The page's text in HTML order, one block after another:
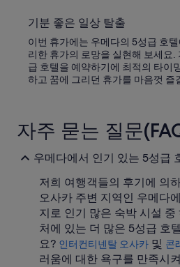
기분 좋은 일상 탈출
이번 휴가에는 우메다의 5성급 호
리한 휴가의 로망을 실현해 보세요.
급 호텔을 예약하기에 최적의 타이
하고 꿈에 그리던 휴가를 마음껏 즐
자주 묻는 질문
우메다에서 인기 있는 5성급
저희 여행객들의 후기에 의
오사카 주변 지역인 우메다
지로 인기 많은 숙박 시설
처에 있는 더 많은 5성급 호
요? 인터컨티넨탈 오사카 및 콘
러움에 대한 욕구를 만족시